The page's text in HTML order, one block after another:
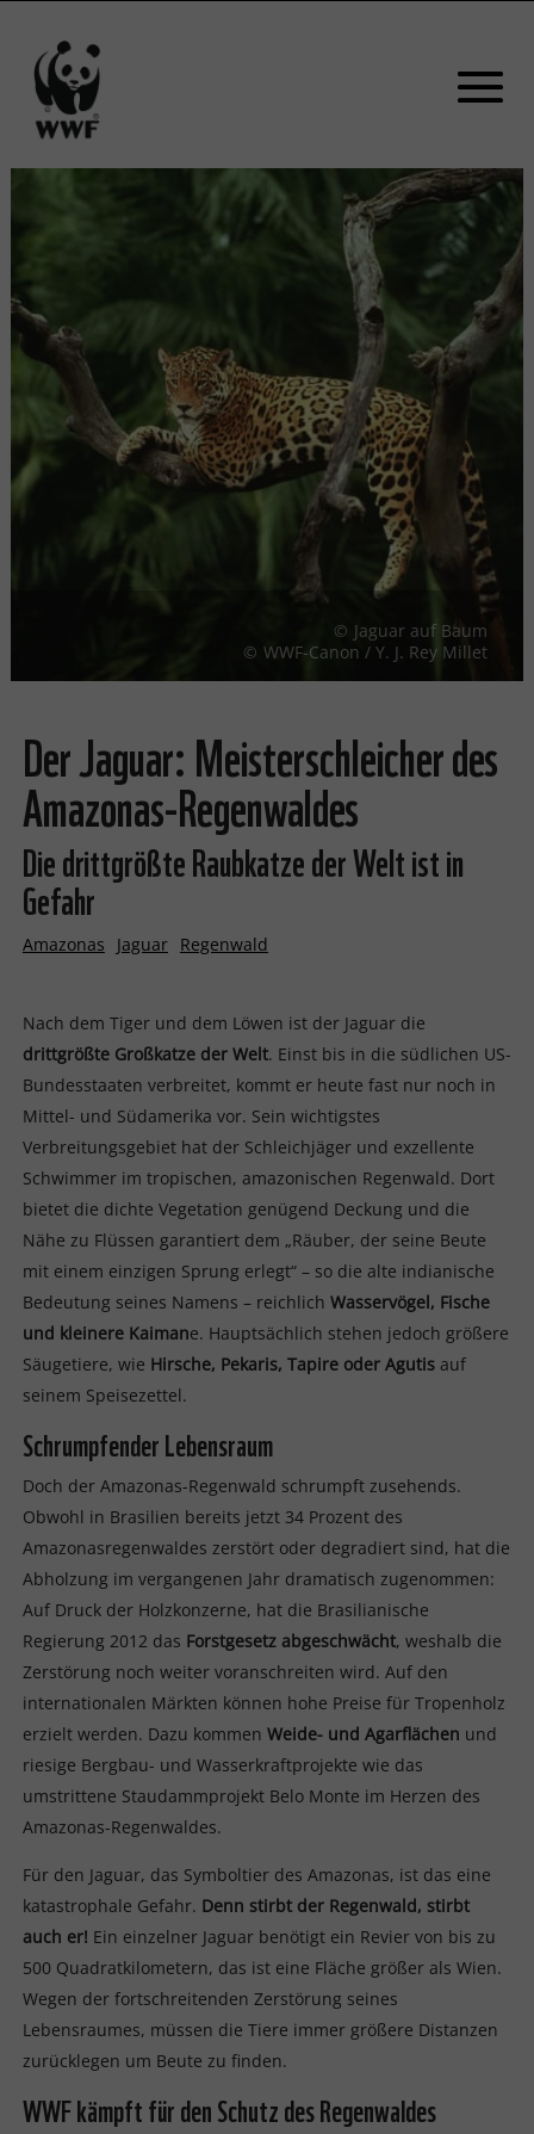
Jaguar auf Baum
WWF-Canon / Y. J. Rey Millet
Der Jaguar: Meisterschleicher des
Amazonas-Regenwaldes
Die drittgrößte Raubkatze der Welt ist in
Gefahr
Amazonas Jaguar Regenwald
Nach dem Tiger und dem Löwen ist der Jaguar die
drittgrößte Großkatze der Welt. Einst bis in die südlichen US-
Bundesstaaten verbreitet, kommt er heute fast nur noch in
Mittel- und Südamerika vor. Sein wichtigstes
Verbreitungsgebiet hat der Schleichjäger und exzellente
Schwimmer im tropischen, amazonischen Regenwald. Dort
bietet die dichte Vegetation genügend Deckung und die
Nähe zu Flüssen garantiert dem „Räuber, der seine Beute
mit einem einzigen Sprung erlegt“ – so die alte indianische
Bedeutung seines Namens – reichlich Wasservögel, Fische
und kleinere Kaimane. Hauptsächlich stehen jedoch größere
Säugetiere, wie Hirsche, Pekaris, Tapire oder Agutisauf
seinem Speisezettel.
Schrumpfender Lebensraum
Doch der Amazonas-Regenwald schrumpft zusehends.
Obwohl in Brasilien bereits jetzt 34 Prozent des
Amazonasregenwaldes zerstört oder degradiert sind, hat die
Abholzung im vergangenen Jahr dramatisch zugenommen:
Auf Druck der Holzkonzerne, hat die Brasilianische
Regierung 2012 das Forstgesetz abgeschwächt, weshalb die
Zerstörung noch weiter voranschreiten wird. Auf den
internationalen Märkten können hohe Preise für Tropenholz
erzielt werden. Dazu kommen Weide- und Agarflächen und
riesige Bergbau- und Wasserkraftprojekte wie das
umstrittene Staudammprojekt Belo Monte im Herzen des
Amazonas-Regenwaldes.
Für den Jaguar, das Symboltier des Amazonas, ist das eine
katastrophale Gefahr. Denn stirbt der Regenwald, stirbt
auch er! Ein einzelner Jaguar benötigt ein Revier von bis zu
500 Quadratkilometern, das ist eine Fläche größer als Wien.
Wegen der fortschreitenden Zerstörung seines
Lebensraumes, müssen die Tiere immer größere Distanzen
zurücklegen um Beute zu finden.
WWF kämpft für den Schutz des Regenwaldes